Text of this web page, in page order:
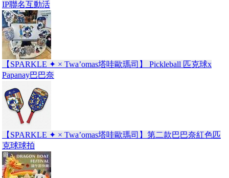
IP聯名互動活
【SPARKLE ✦ × Twa’omas塔哇歐瑪司】 Pickleball 匹克球x
Papanay巴巴奈
【SPARKLE ✦ × Twa’omas塔哇歐瑪司】第二款巴巴奈紅色匹
克球球拍